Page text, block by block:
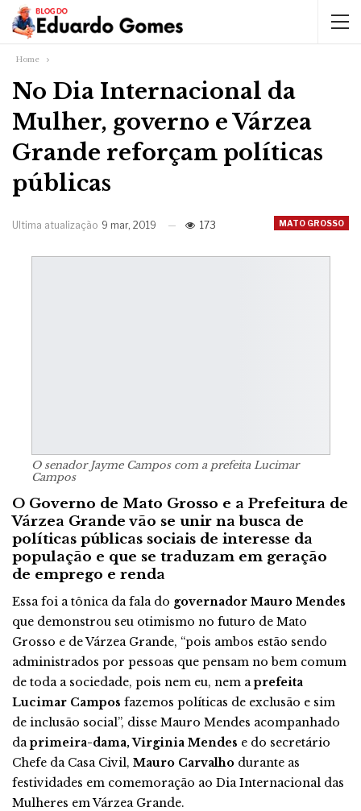
Home
No Dia Internacional da
Mulher, governo e Várzea
Grande reforçam políticas
públicas
MATO GROSSO
Ultima atualização 9 mar, 2019 173
O senador Jayme Campos com a prefeita Lucimar
Campos
O Governo de Mato Grosso e a Prefeitura de
Várzea Grande vão se unir na busca de
políticas públicas sociais de interesse da
população e que se traduzam em geração
de emprego e renda
Essa foi a tônica da fala do governador Mauro Mendes
que demonstrou seu otimismo no futuro de Mato
Grosso e de Várzea Grande, “pois ambos estão sendo
administrados por pessoas que pensam no bem comum
de toda a sociedade, pois nem eu, nem aprefeita
Lucimar Campos fazemos políticas de exclusão e sim
de inclusão social”, disse Mauro Mendes acompanhado
daprimeira-dama, Virginia Mendes e do secretário
Chefe da Casa Civil, Mauro Carvalho durante as
festividades em comemoração ao Dia Internacional das
Mulheres em Várzea Grande.